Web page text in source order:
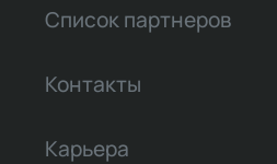
Список партнеров
Контакты
Карьера